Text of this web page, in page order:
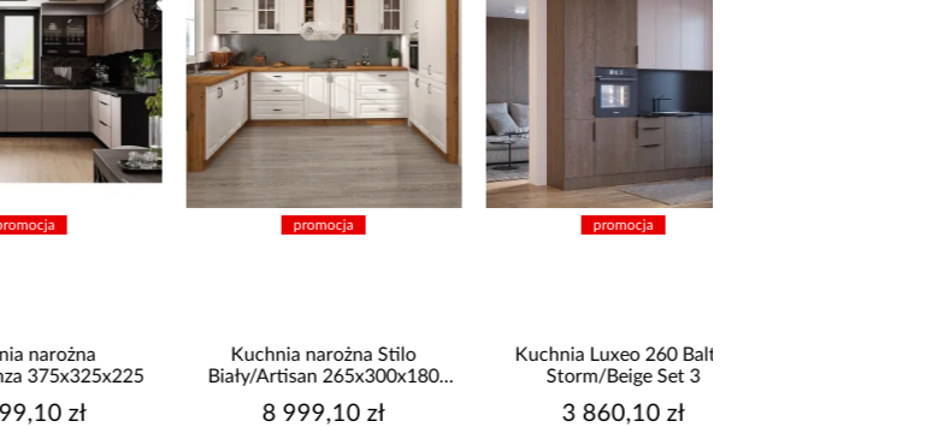
zł
promocja
Kuchnia narożna Stilo
Biały/Artisan 265x300x180
8 999,10 zł
promocja
Kuchnia Luxeo 260 Baltic
Storm/Beige Set 3
3 860,10 zł